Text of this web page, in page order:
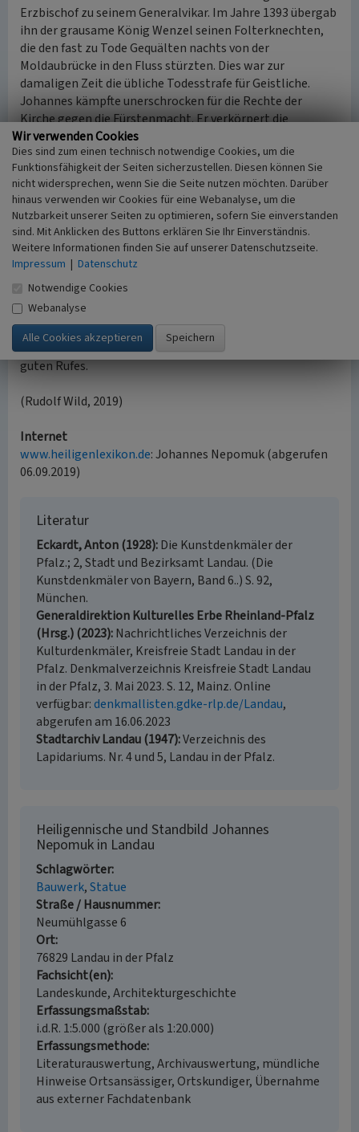
Erzbischof zu seinem Generalvikar. Im Jahre 1393 übergab
ihn der grausame König Wenzel seinen Folterknechten,
die den fast zu Tode Gequälten nachts von der
Moldaubrücke in den Fluss stürzten. Dies war zur
damaligen Zeit die übliche Todesstrafe für Geistliche.
Johannes kämpfte unerschrocken für die Rechte der
Kirche gegen die Fürstenmacht. Er verkörpert die
Ablehnung der politischen Gewalt, den moralischen
Widerstand gegen den Despotismus bis zu seinem
gewaltsamen Tod. Er wird auch als standhaft
verschwiegener Priester verehrt, der als Beichtvater der
Königin ihrem misstrauischen Gatten gegenüber das
Beichtgeheimnis wahrte.
St. Nepomuk wurde 1721 selig gesprochen und 1729 von
Papst Benedikt XIII. heiliggesprochen, von den Jesuiten
„Brückenheiliger“, Schutzpatron der Schiffer und Flößer
sowie Patron des Beichtgeheimnisses. Angerufen wurde
der vornehmlich bei Trockenheit und
Überschwemmungen sowie bei der Verteidigung des
guten Rufes.
(Rudolf Wild, 2019)
Internet
www.heiligenlexikon.de: Johannes Nepomuk (abgerufen
06.09.2019)
Literatur
Eckardt, Anton (1928) Die Kunstdenkmäler der
Pfalz.; 2, Stadt und Bezirksamt Landau. (Die
Kunstdenkmäler von Bayern, Band 6..) S. 92,
München.
Generaldirektion Kulturelles Erbe Rheinland-Pfalz
(Hrsg.) (2023) Nachrichtliches Verzeichnis der
Kulturdenkmäler, Kreisfreie Stadt Landau in der
Pfalz. Denkmalverzeichnis Kreisfreie Stadt Landau
in der Pfalz, 3. Mai 2023. S. 12, Mainz. Online
verfügbar:denkmallisten.gdke-rlp.de/Landau,
abgerufen am 16.06.2023
Stadtarchiv Landau (1947) Verzeichnis des
Lapidariums. Nr. 4 und 5, Landau in der Pfalz.
Heiligennische und Standbild Johannes
Nepomuk in Landau
Schlagwörter
Bauwerk Statue
Straße / Hausnummer
Neumühlgasse 6
Ort
76829 Landau in der Pfalz
Fachsicht(en)
Landeskunde, Architekturgeschichte
Erfassungsmaßstab
i.d.R. 1:5.000 (größer als 1:20.000)
Erfassungsmethode
Literaturauswertung, Archivauswertung, mündliche
Hinweise Ortsansässiger, Ortskundiger, Übernahme
aus externer Fachdatenbank
Wir verwenden Cookies
Dies sind zum einen technisch notwendige Cookies, um die
Funktionsfähigkeit der Seiten sicherzustellen. Diesen können Sie
nicht widersprechen, wenn Sie die Seite nutzen möchten. Darüber
hinaus verwenden wir Cookies für eine Webanalyse, um die
Nutzbarkeit unserer Seiten zu optimieren, sofern Sie einverstanden
sind. Mit Anklicken des Buttons erklären Sie Ihr Einverständnis.
Weitere Informationen finden Sie auf unserer Datenschutzseite.
Impressum | Datenschutz
Notwendige Cookies
Webanalyse